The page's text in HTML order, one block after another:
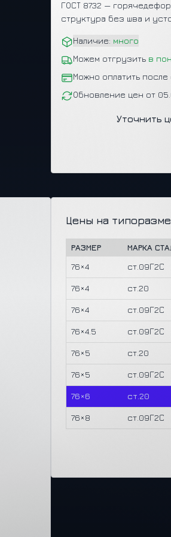
ГОСТ 8732 —
структура без шва и
Наличие: много
Можем отгрузить в
Можно оплатить после
Обновление цен от
Уточнить
Цены на
РАЗМЕР МАРКА
76×4
ст.09Г2С
76×4 ст.20
76×4 ст.09Г2С
76×4.5 ст.09Г2С
76×5 ст.20
76×5 ст.09Г2С
76×6 ст.20
76×8 ст.09Г2С